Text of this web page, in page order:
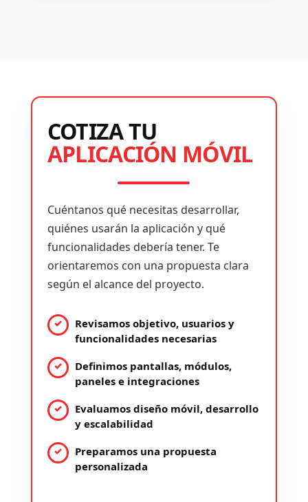
COTIZA TU
APLICACIÓN MÓVIL
Cuéntanos qué necesitas desarrollar,
quiénes usarán la aplicación y qué
funcionalidades debería tener. Te
orientaremos con una propuesta clara
según el alcance del proyecto.
Revisamos objetivo, usuarios y
funcionalidades necesarias
Definimos pantallas, módulos,
paneles e integraciones
Evaluamos diseño móvil, desarrollo
y escalabilidad
Preparamos una propuesta
personalizada